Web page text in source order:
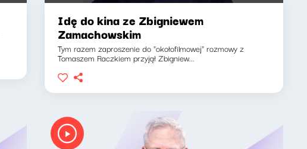
Idę do kina ze Zbigniewem
Zamachowskim
Tym razem zaproszenie do "okołofilmowej" rozmowy z
Tomaszem Raczkiem przyjął Zbigniew...